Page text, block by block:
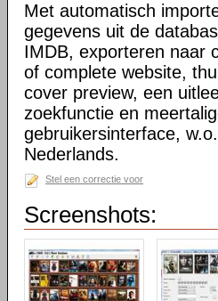
Met automatisch
gegevens uit de
IMDB, exporteren naar
of complete website,
cover preview, een
zoekfunctie en
gebruikersinterface, w.o.
Nederlands.
Stel een correctie voor
Screenshots: